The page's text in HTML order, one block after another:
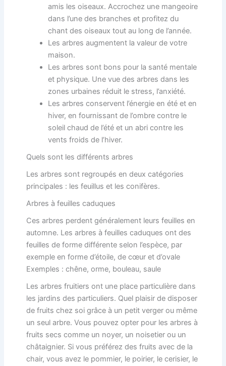
amis les oiseaux. Accrochez une mangeoire
dans l’une des branches et profitez du
chant des oiseaux tout au long de l’année.
Les arbres augmentent la valeur de votre
maison.
Les arbres sont bons pour la santé mentale
et physique. Une vue des arbres dans les
zones urbaines réduit le stress, l’anxiété.
Les arbres conservent l’énergie en été et en
hiver, en fournissant de l’ombre contre le
soleil chaud de l’été et un abri contre les
vents froids de l’hiver.
Quels sont les différents arbres
Les arbres sont regroupés en deux catégories
principales : les feuillus et les conifères.
Arbres à feuilles caduques
Ces arbres perdent généralement leurs feuilles en
automne. Les arbres à feuilles caduques ont des
feuilles de forme différente selon l’espèce, par
exemple en forme d’étoile, de cœur et d’ovale
Exemples : chêne, orme, bouleau, saule
Les arbres fruitiers ont une place particulière dans
les jardins des particuliers. Quel plaisir de disposer
de fruits chez soi grâce à un petit verger ou même
un seul arbre. Vous pouvez opter pour les arbres à
fruits secs comme un noyer, un noisetier ou un
châtaignier. Si vous préférez des fruits avec de la
chair, vous avez le pommier, le poirier, le cerisier, le